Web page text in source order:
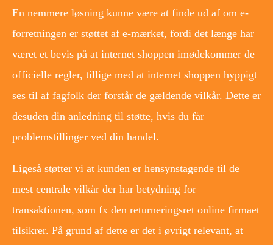
En nemmere løsning kunne være at finde ud af om e-
forretningen er støttet af e-mærket, fordi det længe har
været et bevis på at internet shoppen imødekommer de
officielle regler, tillige med at internet shoppen hyppigt
ses til af fagfolk der forstår de gældende vilkår. Dette er
desuden din anledning til støtte, hvis du får
problemstillinger ved din handel.
Ligeså støtter vi at kunden er hensynstagende til de
mest centrale vilkår der har betydning for
transaktionen, som fx den returneringsret online firmaet
tilsikrer. På grund af dette er det i øvrigt relevant, at